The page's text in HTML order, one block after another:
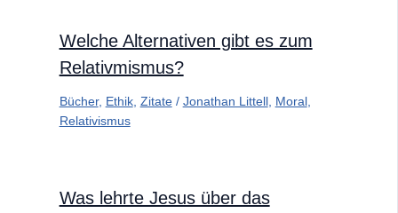
Welche Alternativen gibt es zum
Relativmismus?
Bücher, Ethik, Zitate/ Jonathan Littell, Moral,
Relativismus
Was lehrte Jesus über das